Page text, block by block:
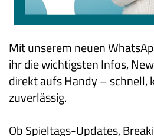
Mit unserem neuen
ihr die wichtigsten Infos,
direkt aufs Handy – schnell,
zuverlässig.
Ob Spieltags-Updates,